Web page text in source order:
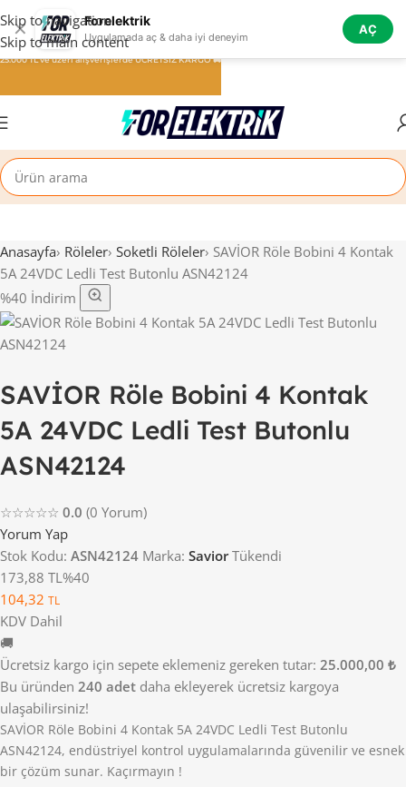
✕ Forelektrik
Uygulamada aç & daha iyi deneyim
AÇ
Skip to navigation
Skip to main content
Anasayfa› Röleler› Soketli Röleler› SAVİOR Röle Bobini 4 Kontak
5A 24VDC Ledli Test Butonlu ASN42124
%40 İndirim
SAVİOR Röle Bobini 4 Kontak
5A 24VDC Ledli Test Butonlu
ASN42124
☆☆☆☆☆ 0.0 (0 Yorum)
Yorum Yap
Stok Kodu: ASN42124 Marka: Savior Tükendi
173,88 TL%40
104,32 TL
KDV Dahil
🚚
Ücretsiz kargo için sepete eklemeniz gereken tutar: 25.000,00 ₺
Bu üründen 240 adet daha ekleyerek ücretsiz kargoya
ulaşabilirsiniz!
SAVİOR Röle Bobini 4 Kontak 5A 24VDC Ledli Test Butonlu
ASN42124, endüstriyel kontrol uygulamalarında güvenilir ve esnek
bir çözüm sunar. Kaçırmayın !
25.000 TL ve üzeri alışverişlerde ÜCRETSİZ KARGO 🚚